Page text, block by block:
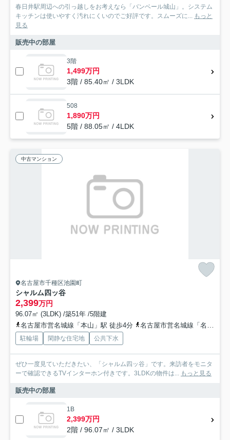
春日井駅周辺への引っ越しをお考えなら「バンベール城山」。システム
キッチンは使いやすく汚れにくいのでご好評です。スムーズに...
もっと
見る
販売中の部屋
3階
1,499万円
3階 / 85.40㎡ / 3LDK
508
1,890万円
5階 / 88.05㎡ / 4LDK
中古マンション
名古屋市千種区池園町
シャルム四ッ谷
2,399万円
96.07㎡ (3LDK) /築51年 /5階建
名古屋市営名城線「本山」駅 徒歩4分
名古屋市営名城線「名古屋大学」駅 徒歩9分
駐輪場 閑静な住宅地 公共下水
ぜひ一度見ていただきたい、「シャルム四ッ谷」です。来訪者をモニタ
ーで確認できるTVインターホン付きです。3LDKの物件は...
もっと見る
販売中の部屋
1B
2,399万円
2階 / 96.07㎡ / 3LDK